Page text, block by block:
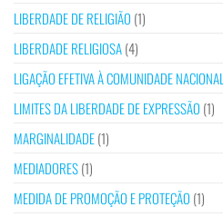
LIBERDADE DE RELIGIÃO (1)
LIBERDADE RELIGIOSA(4)
LIGAÇÃO EFETIVA À COMUNIDADE NACIONAL
LIMITES DA LIBERDADE DE EXPRESSÃO (1)
MARGINALIDADE(1)
MEDIADORES(1)
MEDIDA DE PROMOÇÃO E PROTEÇÃO (1)